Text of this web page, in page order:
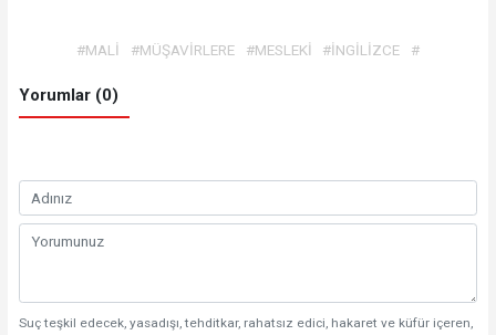
#MALİ #MÜŞAVİRLERE #MESLEKİ #İNGİLİZCE #
Yorumlar (0)
Suç teşkil edecek, yasadışı, tehditkar, rahatsız edici, hakaret ve küfür içeren,